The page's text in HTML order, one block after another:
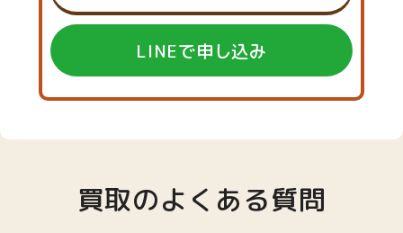
LINEで申し込み
買取のよくある質問